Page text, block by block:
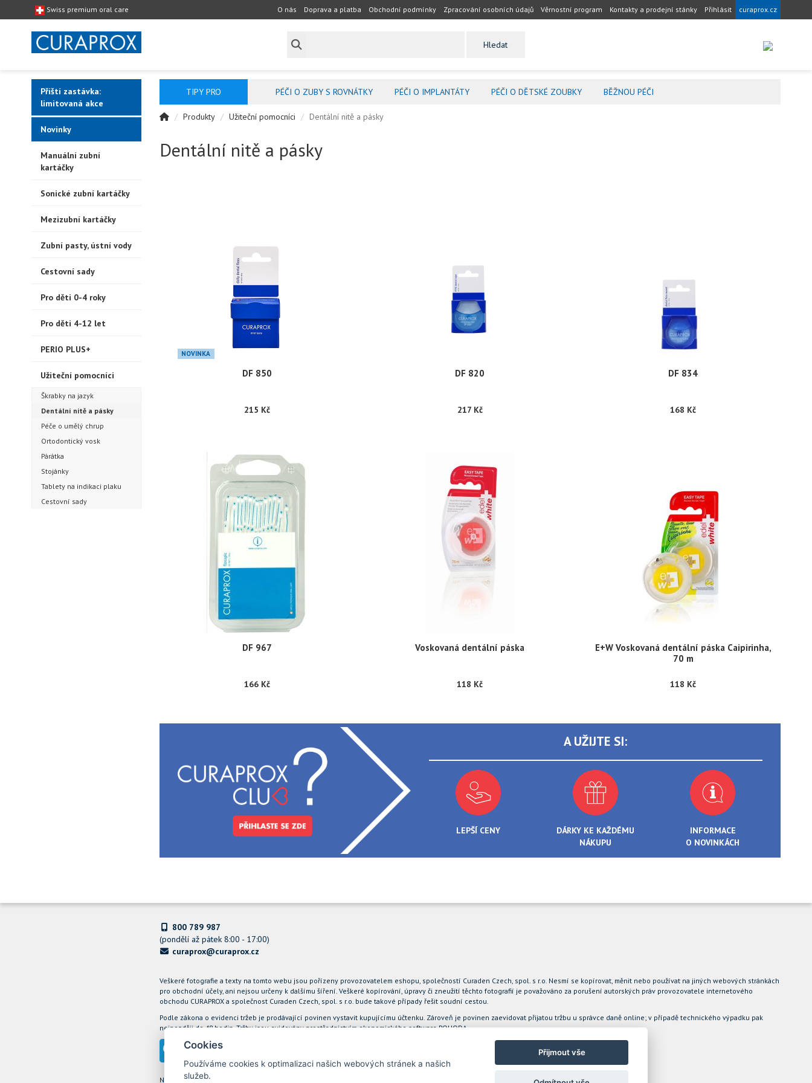
Swiss premium oral care O nás Doprava a platba Obchodní podmínky Zpracování osobních údajů Věrnostní program Kontakty a prodejní stánky Přihlásit curaprox.cz
Příští zastávka:
limitovaná akce
Novinky
Manuální zubní
kartáčky
Sonické zubní kartáčky
Mezizubní kartáčky
Zubní pasty, ústní vody
Cestovní sady
Pro děti 0-4 roky
Pro děti 4-12 let
PERIO PLUS+
Užiteční pomocníci
Škrabky na jazyk
Dentální nitě a pásky
Péče o umělý chrup
Ortodontický vosk
Párátka
Stojánky
Tablety na indikaci plaku
Cestovní sady
TIPY PRO PÉČI O ZUBY S ROVNÁTKY PÉČI O IMPLANTÁTY PÉČI O DĚTSKÉ ZOUBKY BĚŽNOU PÉČI
Produkty Užiteční pomocníci Dentální nitě a pásky
Dentální nitě a pásky
NOVINKA
DF 850
215 Kč
DF 820
217 Kč
DF 834
168 Kč
DF 967
166 Kč
Voskovaná dentální páska
118 Kč
E+W Voskovaná dentální páska Caipirinha,
70 m
118 Kč
A UŽIJTE SI:
LEPŠÍ CENY
DÁRKY KE KAŽDÉMU
NÁKUPU
INFORMACE
O NOVINKÁCH
800 789 987
(pondělí až pátek 8:00 - 17:00)
curaprox@curaprox.cz
Veškeré fotografie a texty na tomto webu jsou pořízeny provozovatelem eshopu, společností Curaden Czech, spol. s r.o. Nesmí se kopírovat, měnit nebo používat na jiných webových stránkách
pro obchodní účely, ani nejsou určeny k dalšímu šíření. Veškeré kopírování, úpravy či zneužití těchto fotografií je považováno za porušení autorských práv provozovatele internetového
obchodu CURAPROX a společnost Curaden Czech, spol. s r.o. bude takové případy řešit soudní cestou.
Podle zákona o evidenci tržeb je prodávající povinen vystavit kupujícímu účtenku. Zároveň je povinen zaevidovat přijatou tržbu u správce daně online; v případě technického výpadku pak
nejpozději do 48 hodin. Tržby jsou evidovány prostřednictvím ekonomického software POHODA
Nastavení cookies
Cookies
Používáme cookies k optimalizaci našich webových stránek a našich
služeb.
Přijmout vše